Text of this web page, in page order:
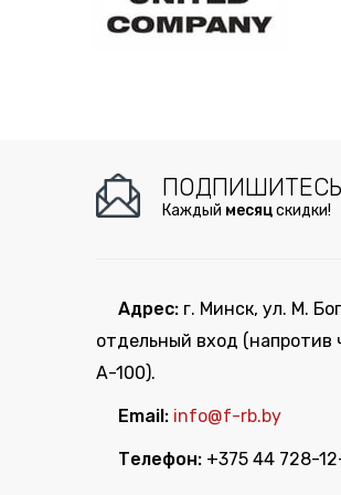
Каждый месяцскидки!
Адрес: г. Минск, ул. М.
отдельный вход (напротив
А-100).
Email: info@f-rb.by
Телефон: +375 44 728-